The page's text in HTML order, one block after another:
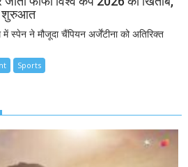
शुरुआत
ने मौजूदा चैंपियन अर्जेंटीना को अतिरिक्त
Sports